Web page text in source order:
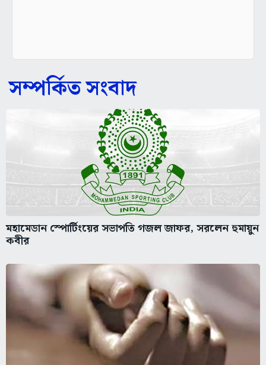
সম্পর্কিত সংবাদ
মহামেডান স্পোর্টিংয়ের সভাপতি গজল জাফর, সরলেন হুমায়ুন
কবীর